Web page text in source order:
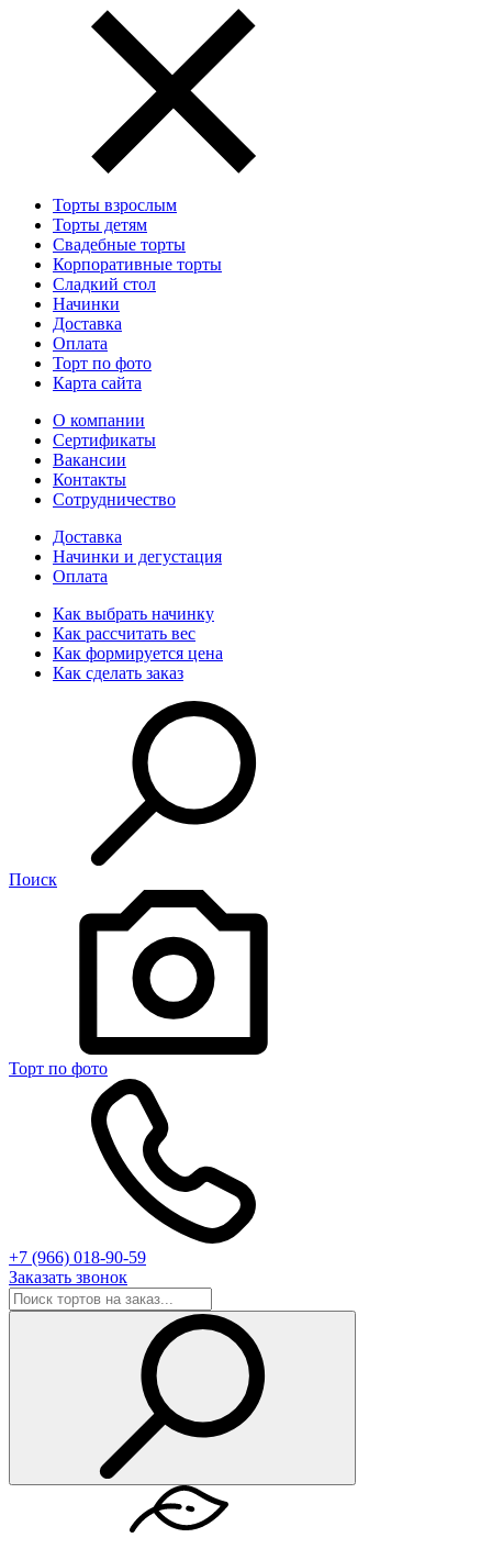
Торты взрослым
Торты детям
Свадебные торты
Корпоративные торты
Сладкий стол
Начинки
Доставка
Оплата
Торт по фото
Карта сайта
О компании
Сертификаты
Вакансии
Контакты
Сотрудничество
Доставка
Начинки и дегустация
Оплата
Как выбрать начинку
Как рассчитать вес
Как формируется цена
Как сделать заказ
Поиск
Торт по фото
+7 (966) 018-90-59
Заказать звонок